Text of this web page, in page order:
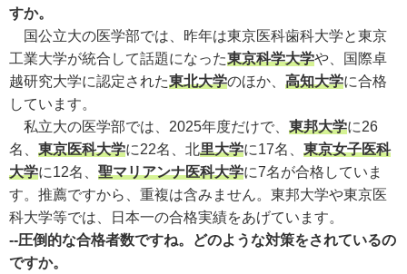
すか。
国公立大の医学部では、昨年は東京医科歯科大学と東京
工業大学が統合して話題になった東京科学大学や、国際卓
越研究大学に認定された東北大学のほか、 高知大学に合格
しています。
私立大の医学部では、2025年度だけで、 東邦大学に26
名、 東京医科大学に22名、北里大学に17名、 東京女子医科
大学に12名、 聖マリアンナ医科大学に7名が合格していま
す。推薦ですから、重複は含みません。東邦大学や東京医
科大学等では、日本一の合格実績をあげています。
--圧倒的な合格者数ですね。どのような対策をされているの
ですか。